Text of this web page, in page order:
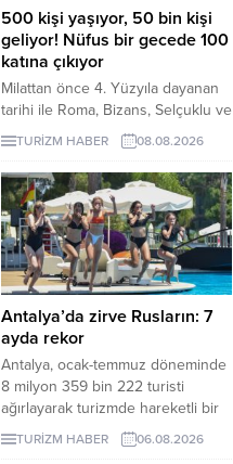
500 kişi yaşıyor, 50 bin kişi
geliyor! Nüfus bir gecede 100
katına çıkıyor
Milattan önce 4. Yüzyıla dayanan
tarihi ile Roma, Bizans, Selçuklu ve
Osmanlı dönemlerine ev sahipliği
yapan Antalya'nın turizm merkezi
Kaleiçi'nin yaklaşık 500 kişi olan
nüfusu özellikle yaz ayları ve
turizm döneminde 100 katına
çıkıyor.
TURİZM HABER 08.08.2026
Antalya’da zirve Rusların: 7
ayda rekor
Antalya, ocak-temmuz döneminde
8 milyon 359 bin 222 turisti
ağırlayarak turizmde hareketli bir
dönemi geride bıraktı. 1 milyon
979 bin ziyaretçiyle listenin ilk
TURİZM HABER 06.08.2026